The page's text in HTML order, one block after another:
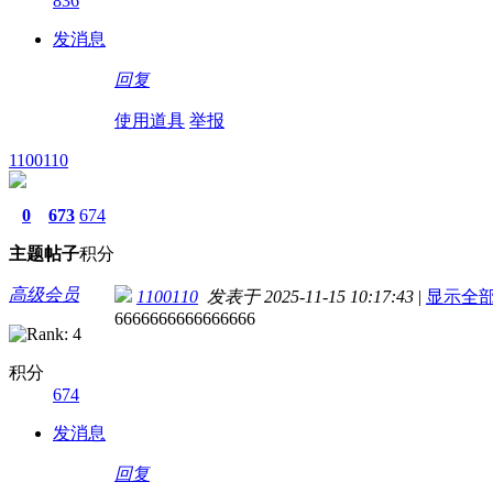
发消息
回复
使用道具 举报
1100110
0
主题
673
帖子
674
积分
高级会员
积分
674
发消息
1100110 发表于 2025-11-15 10:17:43 | 显示全
6666666666666666
回复